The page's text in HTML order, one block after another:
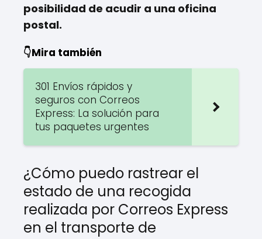
posibilidad de acudir a una oficina
postal.
👇Mira también
301 Envíos rápidos y
seguros con Correos
Express: La solución para
tus paquetes urgentes
¿Cómo puedo rastrear el
estado de una recogida
realizada por Correos Express
en el transporte de